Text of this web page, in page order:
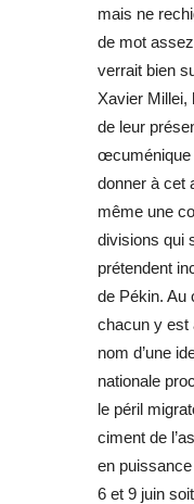
mais ne
de mot
verrait bien
Xavier Millei,
de leur
œcuménique
donner à cet
même une
divisions qui
prétendent
de Pékin. Au
chacun y est
nom d’une
nationale
le péril
ciment de
en
6 et 9 juin